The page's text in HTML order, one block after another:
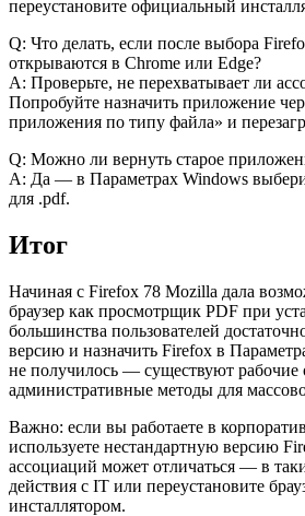
переустановите официальный
Q: Что делать, если после выбора
открываются в Chrome или Edge?
A: Проверьте, не перехватывает ли
Попробуйте назначить приложение
приложения по типу файла» и
Q: Можно ли вернуть старое
A: Да — в Параметрах Windows
для .pdf.
Итог
Начиная с Firefox 78 Mozilla дала
браузер как просмотрщик PDF при
большинства пользователей
версию и назначить Firefox в
не получилось — существуют рабочие
административные методы для
Важно: если вы работаете в
используете нестандартную версию
ассоциаций может отличаться — в
действия с IT или переустановите
инсталлятором.